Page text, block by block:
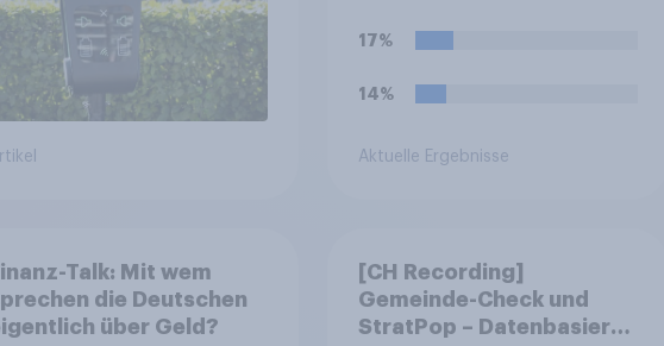
17%
14%
Aktuelle Ergebnisse
Talk: Mit wem
die Deutschen
über Geld?
[CH Recording]
Gemeinde-Check und
StratPop – Datenbasierte